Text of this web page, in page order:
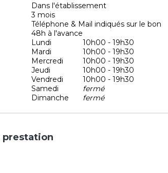
Dans l'établissement
3 mois
Téléphone & Mail indiqués sur le bon
48h à l'avance
Lundi
10h00 - 19h30
Mardi
10h00 - 19h30
Mercredi
10h00 - 19h30
Jeudi
10h00 - 19h30
Vendredi
10h00 - 19h30
Samedi
fermé
Dimanche
fermé
prestation